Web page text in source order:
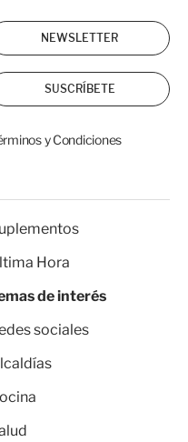
NEWSLETTER
SUSCRÍBETE
y Condiciones
Hora
de interés
sociales